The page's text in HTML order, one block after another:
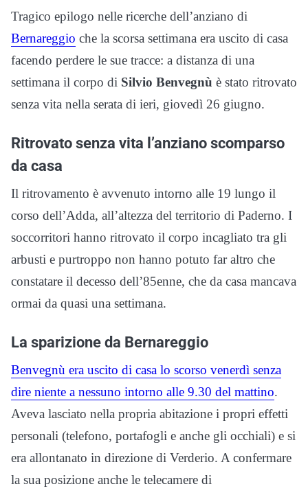
Tragico epilogo nelle ricerche dell’anziano di
Bernareggio che la scorsa settimana era uscito di casa
facendo perdere le sue tracce: a distanza di una
settimana il corpo di Silvio Benvegnù è stato ritrovato
senza vita nella serata di ieri, giovedì 26 giugno.
Ritrovato senza vita l’anziano scomparso
da casa
Il ritrovamento è avvenuto intorno alle 19 lungo il
corso dell’Adda, all’altezza del territorio di Paderno. I
soccorritori hanno ritrovato il corpo incagliato tra gli
arbusti e purtroppo non hanno potuto far altro che
constatare il decesso dell’85enne, che da casa mancava
ormai da quasi una settimana.
La sparizione da Bernareggio
Benvegnù era uscito di casa lo scorso venerdì senza
dire niente a nessuno intorno alle 9.30 del mattino.
Aveva lasciato nella propria abitazione i propri effetti
personali (telefono, portafogli e anche gli occhiali) e si
era allontanato in direzione di Verderio. A confermare
la sua posizione anche le telecamere di